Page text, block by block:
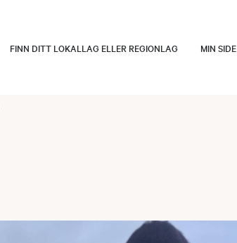
FINN DITT LOKALLAG ELLER REGIONLAG MIN SIDE